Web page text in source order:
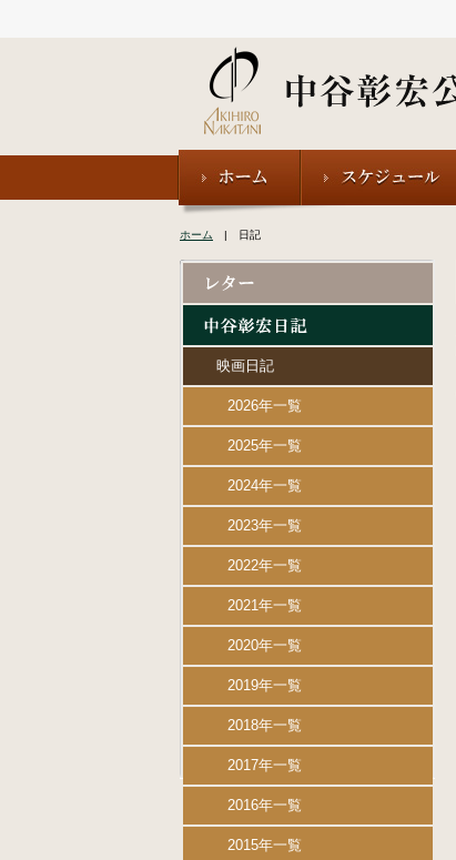
ホーム | 日記
映画日記
2026年一覧
2025年一覧
2024年一覧
2023年一覧
2022年一覧
2021年一覧
2020年一覧
2019年一覧
2018年一覧
2017年一覧
2016年一覧
2015年一覧